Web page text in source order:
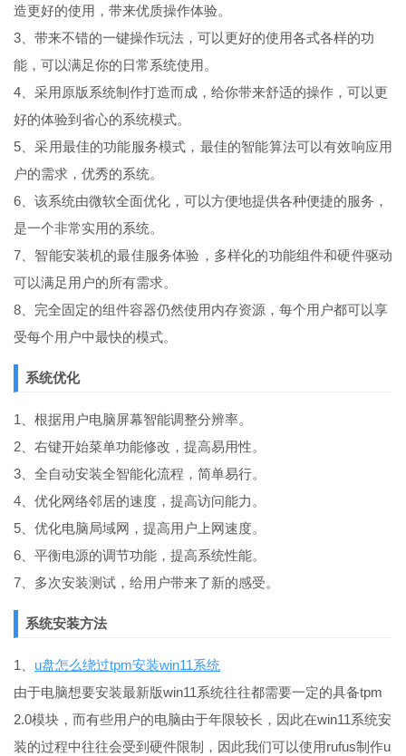
造更好的使用，带来优质操作体验。
3、带来不错的一键操作玩法，可以更好的使用各式各样的功
能，可以满足你的日常系统使用。
4、采用原版系统制作打造而成，给你带来舒适的操作，可以更
好的体验到省心的系统模式。
5、采用最佳的功能服务模式，最佳的智能算法可以有效响应用
户的需求，优秀的系统。
6、该系统由微软全面优化，可以方便地提供各种便捷的服务，
是一个非常实用的系统。
7、智能安装机的最佳服务体验，多样化的功能组件和硬件驱动
可以满足用户的所有需求。
8、完全固定的组件容器仍然使用内存资源，每个用户都可以享
受每个用户中最快的模式。
系统优化
1、根据用户电脑屏幕智能调整分辨率。
2、右键开始菜单功能修改，提高易用性。
3、全自动安装全智能化流程，简单易行。
4、优化网络邻居的速度，提高访问能力。
5、优化电脑局域网，提高用户上网速度。
6、平衡电源的调节功能，提高系统性能。
7、多次安装测试，给用户带来了新的感受。
系统安装方法
1、 u盘怎么绕过tpm安装win11系统
由于电脑想要安装最新版win11系统往往都需要一定的具备tpm
2.0模块，而有些用户的电脑由于年限较长，因此在win11系统安
装的过程中往往会受到硬件限制，因此我们可以使用rufus制作u